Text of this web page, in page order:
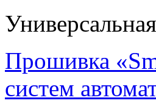
Прошивка
систем